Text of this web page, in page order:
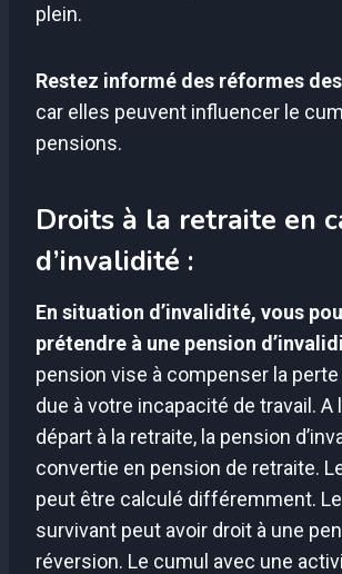
plein.
Restez informé des réformes
car elles peuvent influencer le
pensions.
Droits à la retraite en
d’invalidité :
En situation d’invalidité, vous
prétendre à une pension
pension vise à compenser la
due à votre incapacité de travail. A
départ à la retraite, la pension
convertie en pension de retraite.
peut être calculé différemment.
survivant peut avoir droit à une
réversion. Le cumul avec une